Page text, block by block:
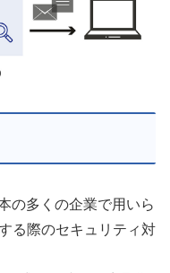
の多くの企業で用いら
る際のセキュリティ対